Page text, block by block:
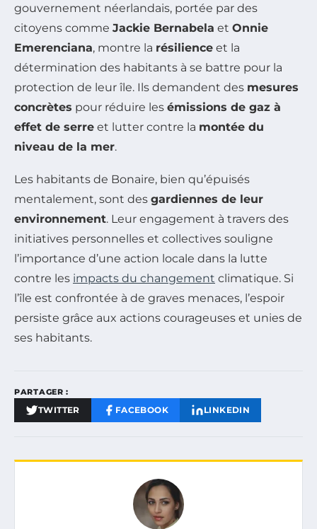
gouvernement néerlandais, portée par des
citoyens comme Jackie Bernabela et Onnie
Emerenciana, montre la résilience et la
détermination des habitants à se battre pour la
protection de leur île. Ils demandent des mesures
concrètes pour réduire les émissions de gaz à
effet de serre et lutter contre la montée du
niveau de la mer.
Les habitants de Bonaire, bien qu’épuisés
mentalement, sont des gardiennes de leur
environnement. Leur engagement à travers des
initiatives personnelles et collectives souligne
l’importance d’une action locale dans la lutte
contre les impacts du changement climatique. Si
l’île est confrontée à de graves menaces, l’espoir
persiste grâce aux actions courageuses et unies de
ses habitants.
PARTAGER :
TWITTER FACEBOOK LINKEDIN